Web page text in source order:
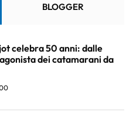
BLOGGER
celebra 50 anni: dalle
dei catamarani da